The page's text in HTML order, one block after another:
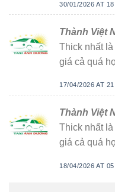
30/01/2026 AT
Thành Việt
Thick nhất
giá cả quá
17/04/2026 AT
Thành Việt
Thick nhất
giá cả quá
18/04/2026 AT